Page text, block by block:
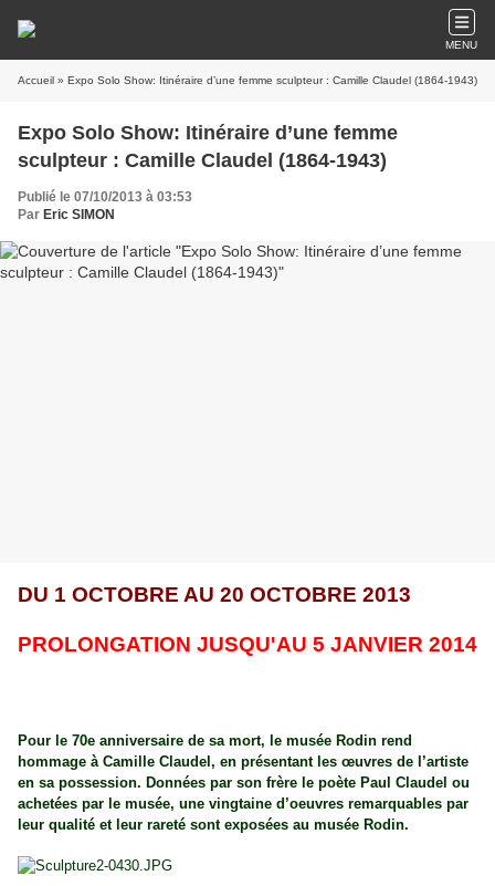
MENU
Accueil » Expo Solo Show: Itinéraire d’une femme sculpteur : Camille Claudel (1864-1943)
Expo Solo Show: Itinéraire d’une femme
sculpteur : Camille Claudel (1864-1943)
Publié le 07/10/2013 à 03:53
Par Eric SIMON
DU 1 OCTOBRE AU 20 OCTOBRE 2013
PROLONGATION JUSQU'AU 5 JANVIER 2014
Pour le 70e anniversaire de sa mort, le musée Rodin rend
hommage à Camille Claudel, en présentant les œuvres de l’artiste
en sa possession. Données par son frère le poète Paul Claudel ou
achetées par le musée, une vingtaine d’oeuvres remarquables par
leur qualité et leur rareté sont exposées au musée Rodin.